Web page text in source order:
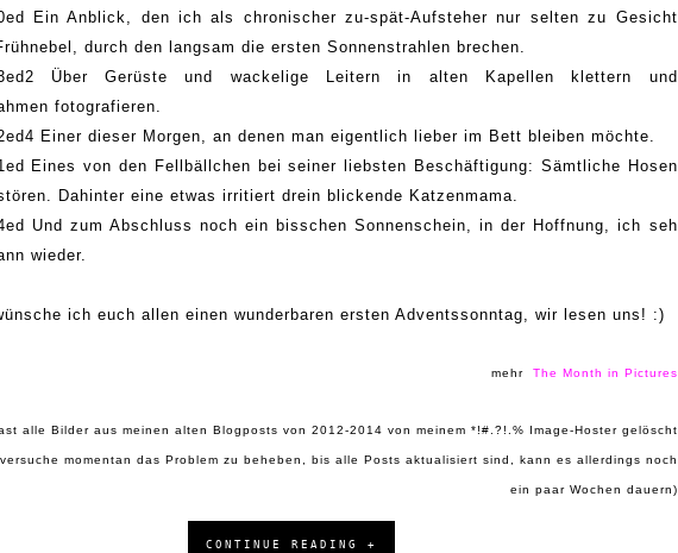
Ein Anblick, den ich als chronischerzu-spät-Aufsteher nur seltenzu Gesicht
durch den langsam die ersten Sonnenstrahlen brechen
Über Gerüste und wackelige Leitern in alten Kapellenklettern und
fotografieren
Einer dieser Morgen, an denen man eigentlich lieber im Bett bleiben möchte.
Eines von den Fellbällchen bei seinerliebsten Beschäftigung: Sämtliche Hosen
Dahinter eine etwas irritiert drein blickende Katzenmama
Und zum Abschluss noch ein bisschen Sonnenschein, in der Hoffnung, ich seh
wieder.
ich euch allen einen wunderbaren ersten Adventssonntag, wir lesen uns! :)
mehr The Month in Pictures
alle Bilder aus meinen alten Blogposts von 2012-2014 von meinem *!#.?!.% Image-Hoster gelöscht
versuche momentan das Problem zu beheben , bis alle Posts aktualisiert sind , kann es allerdings noch
ein paar Wochen dauern)
CONTINUE READING +